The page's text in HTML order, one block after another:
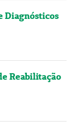
Diagnósticos
Reabilitação